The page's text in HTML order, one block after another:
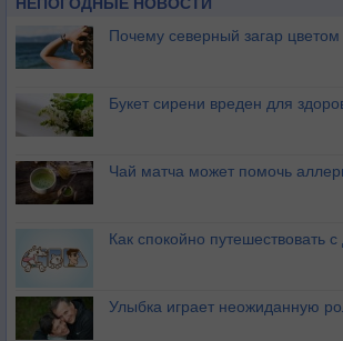
НЕПОГОДНЫЕ НОВОСТИ
Почему северный загар
Букет сирени вреден для
Чай матча может помочь
Как спокойно путешествовать
Улыбка играет неожиданную